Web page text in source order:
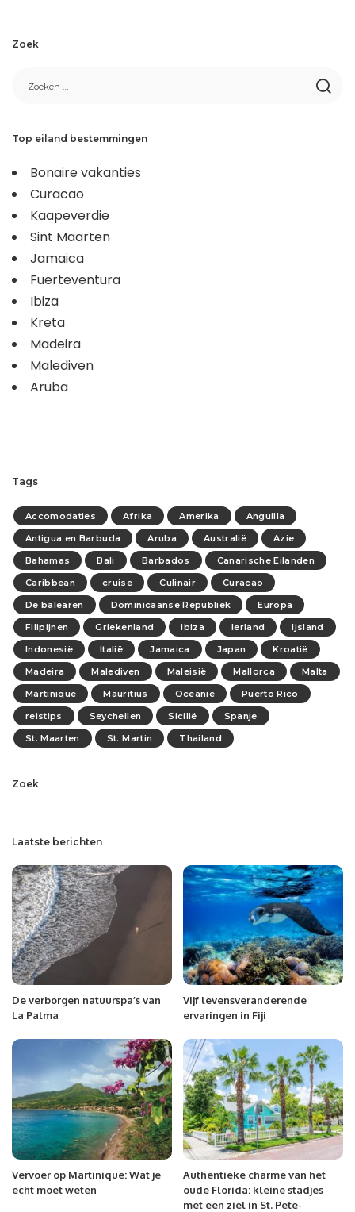
Zoek
Top eiland bestemmingen
Bonaire vakanties
Curacao
Kaapeverdie
Sint Maarten
Jamaica
Fuerteventura
Ibiza
Kreta
Madeira
Malediven
Aruba
Tags
Accomodaties Afrika Amerika
Anguilla
Antigua en Barbuda
Aruba Australië
Azie
Bahamas
Bali Barbados
Canarische Eilanden
Caribbean
cruise Culinair
Curacao
De balearen
Dominicaanse Republiek
Europa
Filipijnen
Griekenland ibiza Ierland
Ijsland
Indonesië
Italië Jamaica Japan
Kroatië
Madeira
Malediven Maleisië Mallorca
Malta
Martinique
Mauritius Oceanie
Puerto Rico
reistips
Seychellen Sicilië
Spanje
St. Maarten
St. Martin Thailand
Zoek
Laatste berichten
De verborgen natuurspa’s van
La Palma
Vijf levensveranderende
ervaringen in Fiji
Vervoer op Martinique: Wat je
echt moet weten
Authentieke charme van het
oude Florida: kleine stadjes
met een ziel in St. Pete-